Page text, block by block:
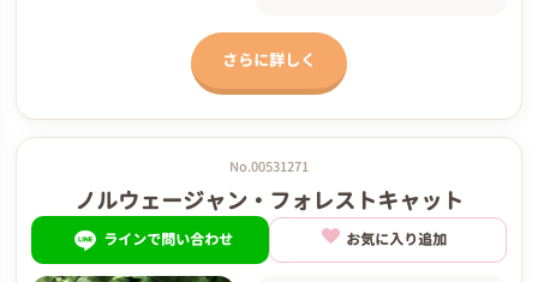
さらに詳しく
No.00531271
ノルウェージャン・フォレストキャット
ラインで問い合わせ お気に入り追加